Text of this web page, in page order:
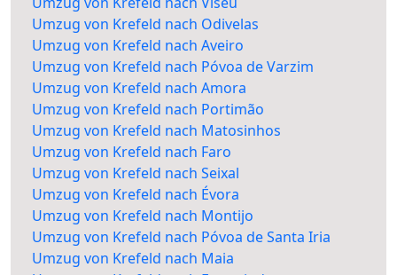
Umzug von Krefeld nach Odivelas
Umzug von Krefeld nach Aveiro
Umzug von Krefeld nach Póvoa de Varzim
Umzug von Krefeld nach Amora
Umzug von Krefeld nach Portimão
Umzug von Krefeld nach Matosinhos
Umzug von Krefeld nach Faro
Umzug von Krefeld nach Seixal
Umzug von Krefeld nach Évora
Umzug von Krefeld nach Montijo
Umzug von Krefeld nach Póvoa de Santa Iria
Umzug von Krefeld nach Maia